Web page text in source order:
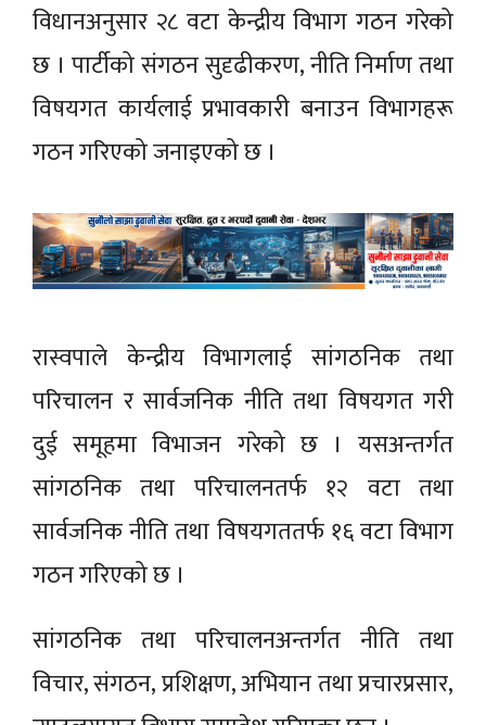
विधानअनुसार २८ वटा केन्द्रीय विभाग गठन गरेको
छ । पार्टीको संगठन सुदृढीकरण, नीति निर्माण तथा
विषयगत कार्यलाई प्रभावकारी बनाउन विभागहरू
गठन गरिएको जनाइएको छ ।
रास्वपाले केन्द्रीय विभागलाई सांगठनिक तथा
परिचालन र सार्वजनिक नीति तथा विषयगत गरी
दुई समूहमा विभाजन गरेको छ । यसअन्तर्गत
सांगठनिक तथा परिचालनतर्फ १२ वटा तथा
सार्वजनिक नीति तथा विषयगततर्फ १६ वटा विभाग
गठन गरिएको छ ।
सांगठनिक तथा परिचालनअन्तर्गत नीति तथा
विचार, संगठन, प्रशिक्षण, अभियान तथा प्रचारप्रसार,